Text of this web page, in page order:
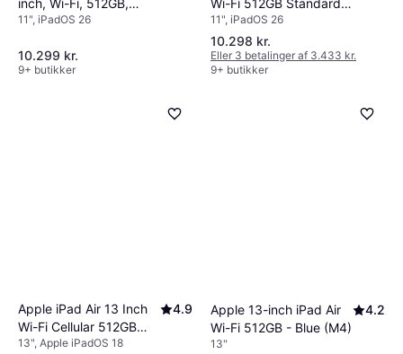
Standard Glass Space
11", iPadOS 26
10.299 kr.
9+ butikker
Glass
11", iPadOS 26
10.298 kr.
Eller 3 betalinger af 3.433 kr.
9+ butikker
Apple iPad Air 13 Inch
Wi-Fi Cellular 512GB
Starlight
4.9
13", Apple iPadOS 18
Apple 13-inch iPad Air
Wi-Fi 512GB - Blue (M4)
4.2
13"